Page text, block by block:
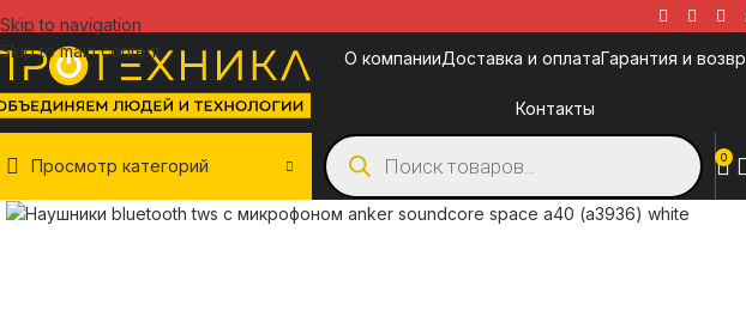
Skip to navigation
Skip to main content
О компанииДоставка и оплатаГарантия и
Контакты
Просмотр категорий 0